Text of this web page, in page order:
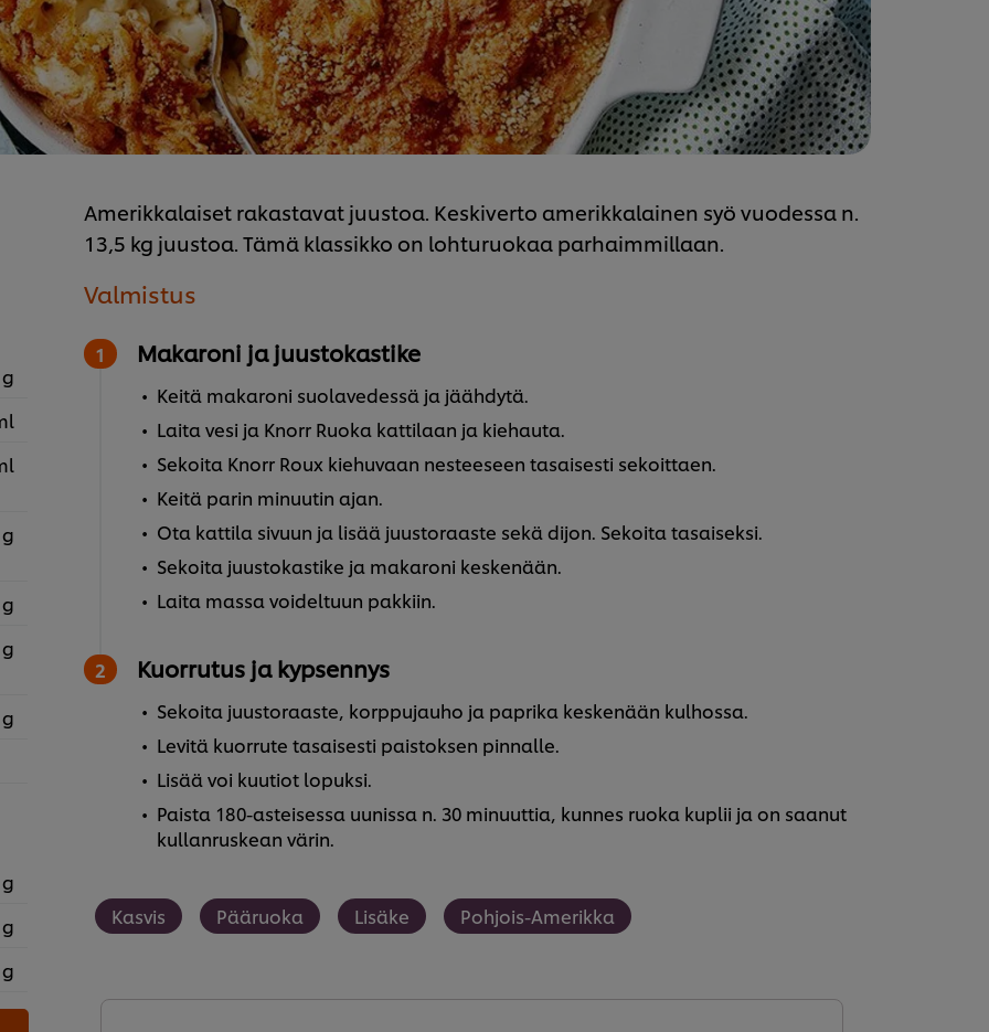
Amerikkalaiset rakastavat juustoa. Keskiverto amerikkalainen syö vuodessa n.
13,5 kg juustoa. Tämä klassikko on lohturuokaa parhaimmillaan.
Valmistus
Makaroni ja juustokastike
Keitä makaroni suolavedessä ja jäähdytä.
Laita vesi ja Knorr Ruoka kattilaan ja kiehauta.
Sekoita Knorr Roux kiehuvaan nesteeseen tasaisesti sekoittaen.
Keitä parin minuutin ajan.
Ota kattila sivuun ja lisää juustoraaste sekä dijon. Sekoita tasaiseksi.
Sekoita juustokastike ja makaroni keskenään.
Laita massa voideltuun pakkiin.
Kuorrutus ja kypsennys
Sekoita juustoraaste, korppujauho ja paprika keskenään kulhossa.
Levitä kuorrute tasaisesti paistoksen pinnalle.
Lisää voi kuutiot lopuksi.
Paista 180-asteisessa uunissa n. 30 minuuttia, kunnes ruoka kuplii ja on saanut
kullanruskean värin.
Kasvis Pääruoka Lisäke Pohjois-Amerikka